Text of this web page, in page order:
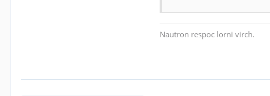
Nautron respoc lorni virch.